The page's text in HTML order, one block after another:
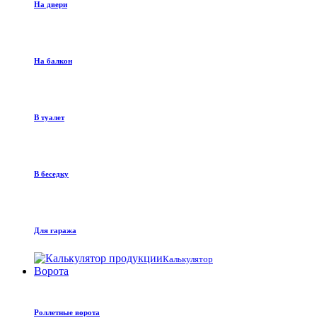
На двери
На балкон
В туалет
В беседку
Для гаража
Калькулятор
Ворота
Роллетные ворота